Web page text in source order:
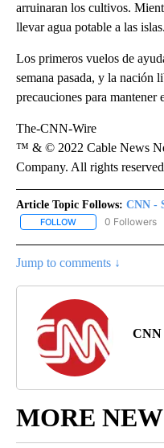
arruinaran los cultivos.
llevar agua potable a las islas.
Los primeros vuelos de
semana pasada, y la nación
precauciones para mantener
The-CNN-Wire
™ & © 2022 Cable News
Company. All rights
Article Topic Follows: CNN -
FOLLOW FOLLOW "CNN -
0 Followers
Jump to comments ↓
CNN
MORE